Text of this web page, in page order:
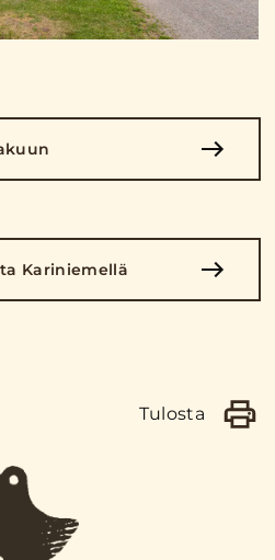
Kariniemellä
Tulosta